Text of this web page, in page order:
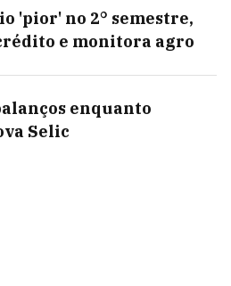
'pior' no 2° semestre,
e monitora agro
enquanto
Selic